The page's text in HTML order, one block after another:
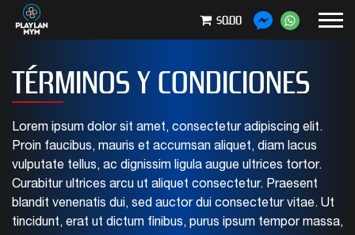
$0.00
TÉRMINOS Y CONDICIONES
Lorem ipsum dolor sit amet, consectetur adipiscing elit.
Proin faucibus, mauris et accumsan aliquet, diam lacus
vulputate tellus, ac dignissim ligula augue ultrices tortor.
Curabitur ultrices arcu ut aliquet consectetur. Praesent
blandit venenatis dui, sed auctor dui consectetur vitae. Ut
tincidunt, erat ut dictum finibus, purus ipsum tempor massa,